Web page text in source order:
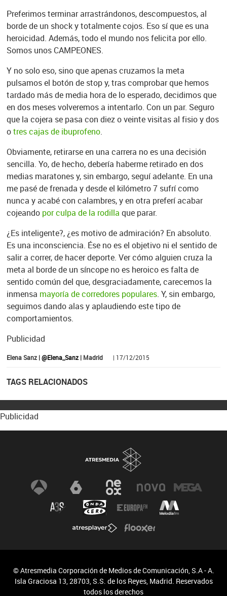
Preferimos terminar arrastrándonos, descompuestos, al
borde de un shock y totalmente cojos. Eso sí que es una
heroicidad. Además, todo el mundo nos felicita por ello.
Somos unos CAMPEONES.
Y no solo eso, sino que apenas cruzamos la meta
pulsamos el botón de stop y, tras comprobar que hemos
tardado más de media hora de lo esperado, decidimos que
en dos meses volveremos a intentarlo. Con un par. Seguro
que la cojera se pasa con diez o veinte visitas al fisio y dos
otres cajas de ibuprofeno.
Obviamente, retirarse en una carrera no es una decisión
sencilla. Yo, de hecho, debería haberme retirado en dos
medias maratones y, sin embargo, seguí adelante. En una
me pasé de frenada y desde el kilómetro 7 sufrí como
nunca y acabé con calambres, y en otra preferí acabar
cojeando por culpa de la rodilla que parar.
¿Es inteligente?, ¿es motivo de admiración? En absoluto.
Es una inconsciencia. Ése no es el objetivo ni el sentido de
salir a correr, de hacer deporte. Ver cómo alguien cruza la
meta al borde de un síncope no es heroico es falta de
sentido común del que, desgraciadamente, carecemos la
inmensa mayoría de corredores populares. Y, sin embargo,
seguimos dando alas y aplaudiendo este tipo de
comportamientos.
Publicidad
Elena Sanz |@Elena_Sanz| Madrid | 17/12/2015
TAGS RELACIONADOS
Publicidad
© Atresmedia Corporación de Medios de Comunicación, S.A - A.
Isla Graciosa 13, 28703, S.S. de los Reyes, Madrid. Reservados
todos los derechos